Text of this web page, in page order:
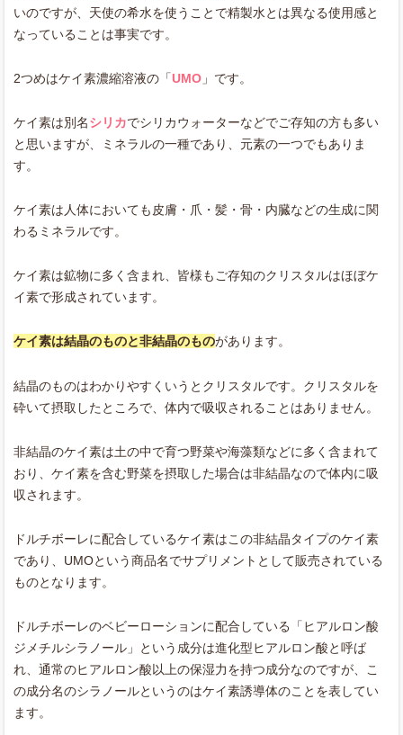
いのですが、天使の希水を使うことで精製水とは異なる使用感と
なっていることは事実です。
2つめはケイ素濃縮溶液の「UMO 」です。
ケイ素は別名シリカでシリカウォーターなどでご存知の方も多い
と思いますが、ミネラルの一種であり、元素の一つでもありま
す。
ケイ素は人体においても皮膚・爪・髪・骨・内臓などの生成に関
わるミネラルです。
ケイ素は鉱物に多く含まれ、皆様もご存知のクリスタルはほぼケ
イ素で形成されています。
ケイ素は結晶のものと非結晶のものがあります。
結晶のものはわかりやすくいうとクリスタルです。クリスタルを
砕いて摂取したところで、体内で吸収されることはありません。
非結晶のケイ素は土の中で育つ野菜や海藻類などに多く含まれて
おり、ケイ素を含む野菜を摂取した場合は非結晶なので体内に吸
収されます。
ドルチボーレに配合しているケイ素はこの非結晶タイプのケイ素
であり、UMOという商品名でサプリメントとして販売されている
ものとなります。
ドルチボーレのベビーローションに配合している「ヒアルロン酸
ジメチルシラノール」という成分は進化型ヒアルロン酸と呼ば
れ、通常のヒアルロン酸以上の保湿力を持つ成分なのですが、こ
の成分名のシラノールというのはケイ素誘導体のことを表してい
ます。